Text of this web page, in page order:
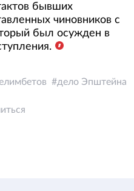
бывших
чиновников с
был осужден в
дело Эпштейна